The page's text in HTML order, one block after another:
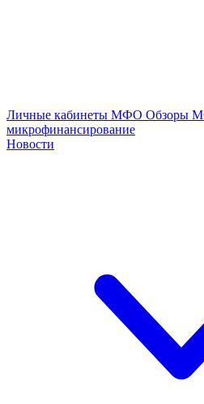
Личные кабинеты МФО Обзоры
микрофинансирование
Новости